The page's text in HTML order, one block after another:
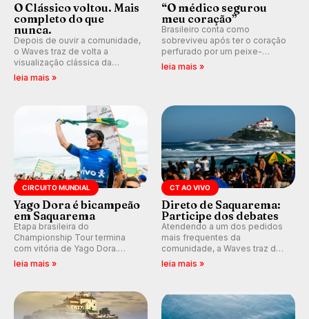
O Clássico voltou. Mais
completo do que
nunca.
Depois de ouvir a comunidade,
o Waves traz de volta a
visualização clássica da
previsão de águas rasas,
ondas para até 16 dias.
leia mais »
“O médico segurou
meu coração”
Brasileiro conta como
sobreviveu após ter o coração
perfurado por um peixe-
agulha enquanto surfava na
leia mais »
CIRCUITO MUNDIAL
Yago Dora é bicampeão
em Saquarema
Etapa brasileira do
Championship Tour termina
com vitória de Yago Dora.
Sawyer Lindblad vence entre
ranking mundial da WSL, na
etapa de Saquarema.
leia mais »
CT AO VIVO
Direto de Saquarema:
Participe dos debates
Atendendo a um dos pedidos
mais frequentes da
comunidade, a Waves traz de
volta os comentários e
Mundial.
leia mais »